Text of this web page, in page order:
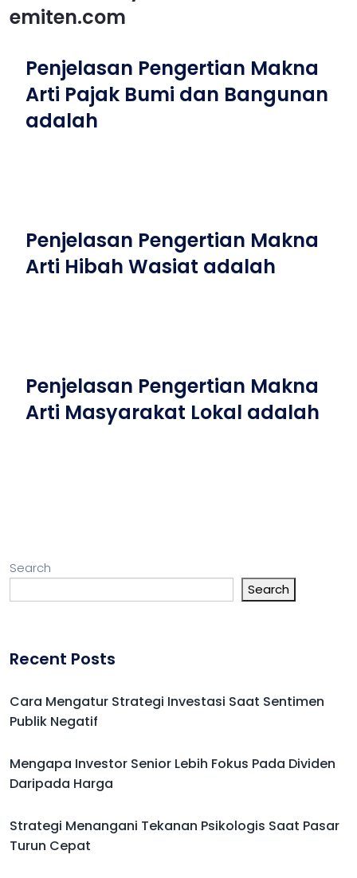
emiten.com
Penjelasan Pengertian Makna
Arti Pajak Bumi dan Bangunan
adalah
Penjelasan Pengertian Makna
Arti Hibah Wasiat adalah
Penjelasan Pengertian Makna
Arti Masyarakat Lokal adalah
Search
Search
Recent Posts
Cara Mengatur Strategi Investasi Saat Sentimen
Publik Negatif
Mengapa Investor Senior Lebih Fokus Pada Dividen
Daripada Harga
Strategi Menangani Tekanan Psikologis Saat Pasar
Turun Cepat